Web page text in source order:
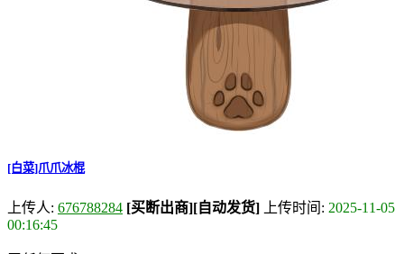
[白菜]爪爪冰棍
上传人: 676788284 [买断出商][自动发货] 上传时间: 2025-11-05
00:16:45